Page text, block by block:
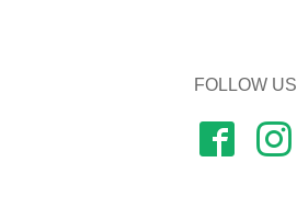
FOLLOW US